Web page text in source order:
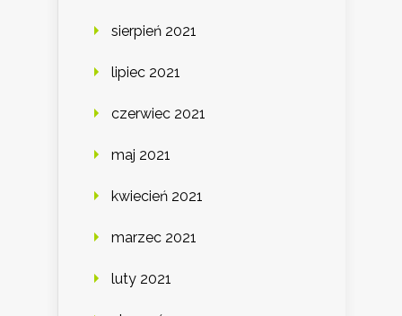
sierpień 2021
lipiec 2021
czerwiec 2021
maj 2021
kwiecień 2021
marzec 2021
luty 2021